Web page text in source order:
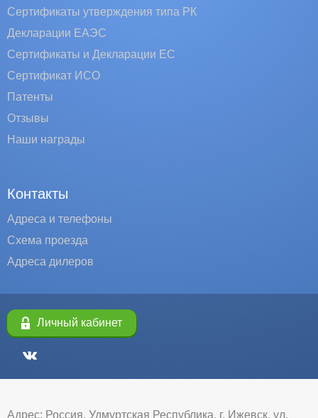
Сертификаты утверждения типа РК
Декларации ЕАЭС
Сертификаты и Декларации EC
Сертификат ИСО
Патенты
Отзывы
Наши награды
Контакты
Адреса и телефоны
Схема проезда
Адреса дилеров
Личный кабинет
Адрес: Россия, Удмуртская Республика, г. Ижевск, ул.